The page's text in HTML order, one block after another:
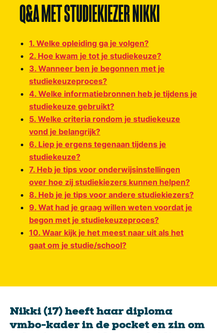
Q&A MET STUDIEKIEZER NIKKI
1. Welke opleiding ga je volgen?
2. Hoe kwam je tot je studiekeuze?
3. Wanneer ben je begonnen met je
studiekeuzeproces?
4. Welke informatiebronnen heb je tijdens je
studiekeuze gebruikt?
5. Welke criteria rondom je studiekeuze
vond je belangrijk?
6. Liep je ergens tegenaan tijdens je
studiekeuze?
7. Heb je tips voor onderwijsinstellingen
over hoe zij studiekiezers kunnen helpen?
8. Heb je je tips voor andere studiekiezers?
9. Wat had je graag willen weten voordat je
begon met je studiekeuzeproces?
10. Waar kijk je het meest naar uit als het
gaat om je studie/school?
Nikki (17) heeft haar diploma
vmbo-kader in de pocket en zin om